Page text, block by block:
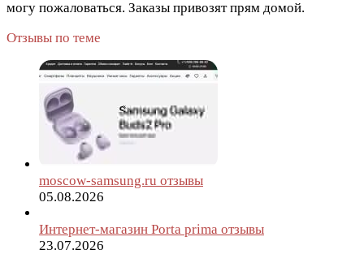
могу пожаловаться. Заказы привозят прям домой.
Отзывы по теме
moscow-samsung.ru отзывы
05.08.2026
Интернет-магазин Porta prima отзывы
23.07.2026